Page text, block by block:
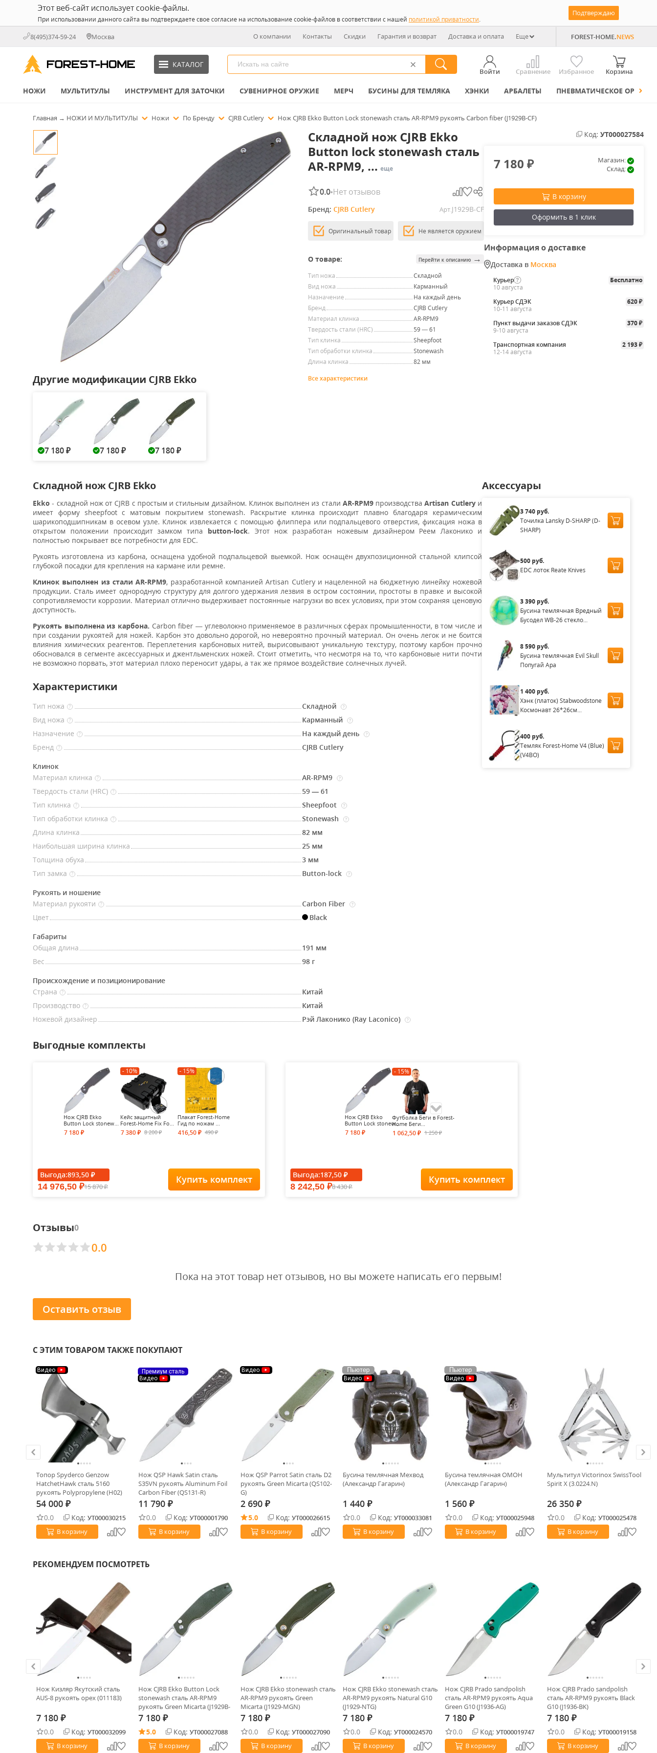
Этот веб-сайт использует cookie-файлы.
При использовании данного сайта вы подтверждаете свое согласие на использование cookie-файлов в соответствии с нашей политикой приватности.
Подтверждаю
8(495)374-59-24 Москва О компании Контакты Скидки Гарантия и возврат Доставка и оплата Еще FOREST-HOME.NEWS
КАТАЛОГ
Войти Сравнение Избранное Корзина
НОЖИ МУЛЬТИТУЛЫ ИНСТРУМЕНТ ДЛЯ ЗАТОЧКИ СУВЕНИРНОЕ ОРУЖИЕ МЕРЧ БУСИНЫ ДЛЯ ТЕМЛЯКА ХЭНКИ АРБАЛЕТЫ ПНЕВМАТИЧЕСКОЕ ОРУЖИЕ
Главная → НОЖИ И МУЛЬТИТУЛЫ Ножи По Бренду CJRB Cutlery Нож CJRB Ekko Button Lock stonewash сталь AR-RPM9 рукоять Carbon fiber (J1929B-CF)
Другие модификации CJRB Ekko
7 180 ₽ 7 180 ₽ 7 180 ₽
Складной нож CJRB Ekko
Button lock stonewash сталь
AR-RPM9, ... еще
0.0•Нет отзывов
Бренд: CJRB Cutlery Арт.J1929B-CF
Оригинальный товар Не является оружием
О товаре: Перейти к описанию →
Тип ножа
Складной
Вид ножа
Карманный
Назначение
На каждый день
Бренд
CJRB Cutlery
Материал клинка
AR-RPM9
Твердость стали (HRC)
59 — 61
Тип клинка
Sheepfoot
Тип обработки клинка
Stonewash
Длина клинка
82 мм
Все характеристики
Код: УТ000027584
7 180₽
Магазин:
Склад:
В корзину
Оформить в 1 клик
Информация о доставке
Доставка в Москва
Курьер
Бесплатно
10 августа
Курьер СДЭК
620 ₽
10-11 августа
Пункт выдачи заказов СДЭК
370 ₽
9-10 августа
Транспортная компания
2 193 ₽
12-14 августа
Складной нож CJRB Ekko
Ekko- складной нож от CJRB с простым и стильным дизайном. Клинок выполнен из стали AR-RPM9 производстваArtisan Cutleryи
имеет форму sheepfoot с матовым покрытием stonewash. Раскрытие клинка происходит плавно благодаря керамическим
шарикоподшипникам в осевом узле. Клинок извлекается с помощью флиппера или подпальцевого отверстия, фиксация ножа в
открытом положении происходит замком типа button-lock. Этот нож разработан ножевым дизайнером Реем Лаконико и
полностью покрывает все потребности для EDC.
Рукоять изготовлена из карбона, оснащена удобной подпальцевой выемкой. Нож оснащён двухпозиционной стальной клипсой
глубокой посадки для крепления на кармане или ремне.
Клинок выполнен из стали AR-RPM9, разработанной компанией Artisan Cutlery и нацеленной на бюджетную линейку ножевой
продукции. Cталь имеет однородную структуру для долгого удержания лезвия в остром состоянии, простоты в правке и высокой
сопротивляемости коррозии. Материал отлично выдерживает постоянные нагрузки во всех условиях, при этом сохраняя ценовую
доступность.
Рукоять выполнена из карбона. Carbon fiber — углеволокно применяемое в различных сферах промышленности, в том числе и
при создании рукоятей для ножей. Карбон это довольно дорогой, но невероятно прочный материал. Он очень легок и не боится
влияния химических реагентов. Переплетения карбоновых нитей, вырисовывают уникальную текстуру, поэтому карбон прочно
обосновался в сегменте аксессуарных и джентльменских ножей. Стоит отметить, что несмотря на то, что карбоновые нити почти
не возможно порвать, этот материал плохо переносит удары, а так же прямое воздействие солнечных лучей.
Характеристики
Тип ножа ? Складной ?
Вид ножа ? Карманный ?
Назначение ? На каждый день ?
Бренд ? CJRB Cutlery
Клинок
Материал клинка
? AR-RPM9 ?
Твердость стали (HRC) ?
59 — 61
Тип клинка
? Sheepfoot ?
Тип обработки клинка ? Stonewash ?
Длина клинка
82 мм
Наибольшая ширина клинка
25 мм
Толщина обуха
3 мм
Тип замка
? Button-lock ?
Рукоять и ношение
Материал рукояти
? Carbon Fiber ?
Цвет Black
Габариты
Общая длина
191 мм
Вес
98 г
Происхождение и позиционирование
Страна
?
Китай
Производство
?
Китай
Ножевой дизайнер
Рэй Лаконико (Ray Laconico) ?
Аксессуары
3 740 руб.
Точилка Lansky D-SHARP (D-
SHARP)
500 руб.
EDC лоток Reate Knives
3 390 руб.
Бусина темлячная Вредный
Бусодел WB-26 стекло...
8 590 руб.
Бусина темлячная Evil Skull
Попугай Ара
1 400 руб.
Хэнк (платок) Stabwoodstone
Космонавт 26*26см...
400 руб.
Темляк Forest-Home V4 (Blue)
(V4BO)
Выгодные комплекты
Нож CJRB Ekko
Button Lock stonew...
7 180 ₽
- 10%
Кейс защитный
Forest-Home Fix Fo...
7 380₽ 8 200₽
- 15%
Плакат Forest-Home
Гид по ножам ...
416,50 ₽ 490₽
Выгода:893,50 ₽
14 976,50 ₽15 870₽
Купить комплект
Нож CJRB Ekko
Button Lock stonew...
7 180 ₽
- 15%
Футболка Беги в Forest-
Home Беги...
1 062,50 ₽ 1 250₽
Футболка Forest-Home Staff
Выгода:187,50 ₽
8 242,50 ₽8 430₽
Купить комплект
Отзывы0
0.0
Пока на этот товар нет отзывов, но вы можете написать его первым!
Оставить отзыв
С ЭТИМ ТОВАРОМ ТАКЖЕ ПОКУПАЮТ
Видео
Топор Spyderco Genzow
HatchetHawk сталь 5160
рукоять Polypropylene (H02)
54 000 ₽
0.0 Код: УТ000030215
В корзину
Премиум сталь
Видео
Нож QSP Hawk Satin сталь
S35VN рукоять Aluminum Foil
Carbon Fiber (QS131-R)
11 790 ₽
0.0 Код: УТ000001790
В корзину
Видео
Нож QSP Parrot Satin сталь D2
рукоять Green Micarta (QS102-
G)
2 690 ₽
5.0 Код: УТ000026615
В корзину
Пьютер
Видео
Бусина темлячная Мехвод
(Александр Гагарин)
1 440 ₽
0.0 Код: УТ000033081
В корзину
Пьютер
Видео
Бусина темлячная ОМОН
(Александр Гагарин)
1 560 ₽
0.0 Код: УТ000025948
В корзину
Мультитул Victorinox SwissTool
Spirit X (3.0224.N)
26 350 ₽
0.0 Код: УТ000025478
В корзину
РЕКОМЕНДУЕМ ПОСМОТРЕТЬ
Нож Кизляр Якутский сталь
AUS-8 рукоять орех (011183)
7 180 ₽
0.0 Код: УТ000032099
В корзину
Нож CJRB Ekko Button Lock
stonewash сталь AR-RPM9
рукоять Green Micarta (J1929B-
MGN)
7 180 ₽
5.0 Код: УТ000027088
В корзину
Нож CJRB Ekko stonewash сталь
AR-RPM9 рукоять Green
Micarta (J1929-MGN)
7 180 ₽
0.0 Код: УТ000027090
В корзину
Нож CJRB Ekko stonewash сталь
AR-RPM9 рукоять Natural G10
(J1929-NTG)
7 180 ₽
0.0 Код: УТ000024570
В корзину
Нож CJRB Prado sandpolish
сталь AR-RPM9 рукоять Aqua
Green G10 (J1936-AG)
7 180 ₽
0.0 Код: УТ000019747
В корзину
Нож CJRB Prado sandpolish
сталь AR-RPM9 рукоять Black
G10 (J1936-BK)
7 180 ₽
0.0 Код: УТ000019158
В корзину